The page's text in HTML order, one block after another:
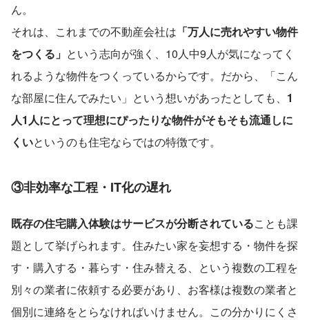
ん。
それは、これまでの不動産会社は 「万人に売れやすい物件
をつくる」 という志向が強く、10人中9人が気になってく
れるような物件をつくっているからです。だから、「こん
な部屋に住んでみたい」という想いがあったとしても、 1
人1人にとって理想にぴったりな物件がそもそも流通しに
くいというのも住宅ならではの特徴です。
③非効率な工程・IT化の遅れ
既存の住宅購入体験はサービスが分断されていることも課
題として挙げられます。住みたい家を妄想する・物件を探
す・購入する・暮らす・住み替える、という複数の工程を
別々の業者に依頼する必要があり、お客様は複数の業者と
個別に連絡をとらなければいけません。この分かりにくさ